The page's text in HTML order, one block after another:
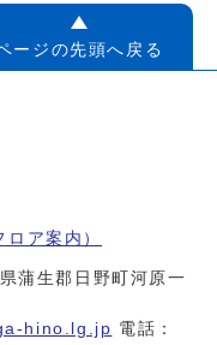
ージの先頭へ戻る
ロア案内）
蒲生郡日野町河原一
hino.lg.jp 電話：